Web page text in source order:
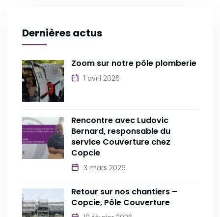
Dernières actus
Zoom sur notre pôle plomberie
1 avril 2026
Rencontre avec Ludovic
Bernard, responsable du
service Couverture chez
Copcie
3 mars 2026
Retour sur nos chantiers –
Copcie, Pôle Couverture